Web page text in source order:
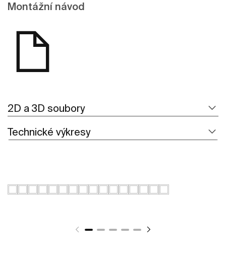
Montážní návod
2D a 3D soubory
Technické výkresy